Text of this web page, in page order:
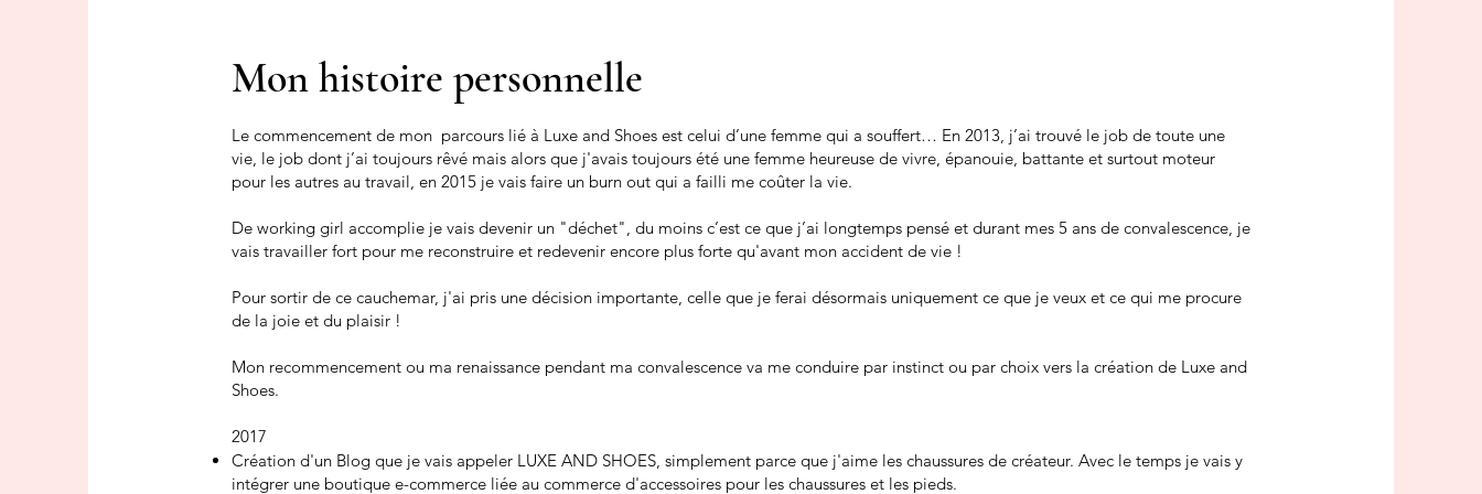
Mon histoire personnelle
Le commencement de mon parcours lié à Luxe and Shoes est celui d’une femme qui a souffert… En 2013, j’ai trouvé le job de toute une
vie, le job dont j’ai toujours rêvé mais alors que j'avais toujours été une femme heureuse de vivre, épanouie, battante et surtout moteur
pour les autres au travail, en 2015 je vais faire un burn out qui a failli me coûter la vie.
De working girl accomplie je vais devenir un "déchet", du moins c’est ce que j’ai longtemps pensé et durant mes 5 ans de convalescence, je
vais travailler fort pour me reconstruire et redevenir encore plus forte qu'avant mon accident de vie !
Pour sortir de ce cauchemar, j'ai pris une décision importante, celle que je ferai désormais uniquement ce que je veux et ce qui me procure
de la joie et du plaisir !
Mon recommencement ou ma renaissance pendant ma convalescence va me conduire par instinct ou par choix vers la création de Luxe and
Shoes.
2017
Création d'un Blog que je vais appeler LUXE AND SHOES, simplement parce que j'aime les chaussures de créateur. Avec le temps je vais y
intégrer une boutique e-commerce liée au commerce d'accessoires pour les chaussures et les pieds.